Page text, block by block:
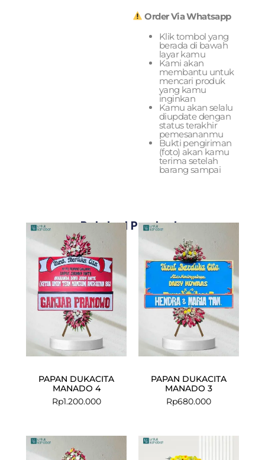
Order Via Whatsapp
Klik tombol yang
berada di bawah
layar kamu
Kami akan
membantu untuk
mencari produk
yang kamu
inginkan
Kamu akan selalu
diupdate dengan
status terakhir
pemesananmu
Bukti pengiriman
(foto) akan kamu
terima setelah
barang sampai
Related Products
PAPAN DUKACITA
MANADO 4
Rp1.200.000
PAPAN DUKACITA
MANADO 3
Rp680.000